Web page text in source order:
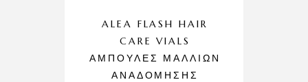
ALEA FLASH HAIR
CARE VIALS
ΑΜΠΟΎΛΕΣ ΜΑΛΛΙΏΝ
ΑΝΑΔΌΜΗΣΗΣ